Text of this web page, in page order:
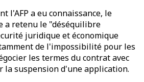
l'AFP a eu connaissance, le
a retenu le "déséquilibre
juridique et économique
de l'impossibilité pour les
les termes du contrat avec
la suspension d'une application.